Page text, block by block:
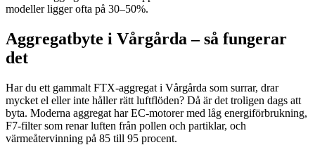
modeller ligger ofta på 30–50%.
Aggregatbyte i Vårgårda – så fungerar
det
Har du ett gammalt FTX-aggregat i Vårgårda som surrar, drar
mycket el eller inte håller rätt luftflöden? Då är det troligen dags att
byta. Moderna aggregat har EC-motorer med låg energiförbrukning,
F7-filter som renar luften från pollen och partiklar, och
värmeåtervinning på 85 till 95 procent.